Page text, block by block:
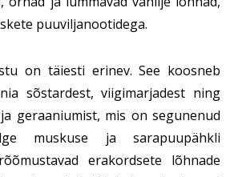
puuviljanootidega.
on täiesti erinev. See koosneb
sõstardest, viigimarjadest ning
geraaniumist, mis on segunenud
muskuse ja sarapuupähkli
erakordsete lõhnade